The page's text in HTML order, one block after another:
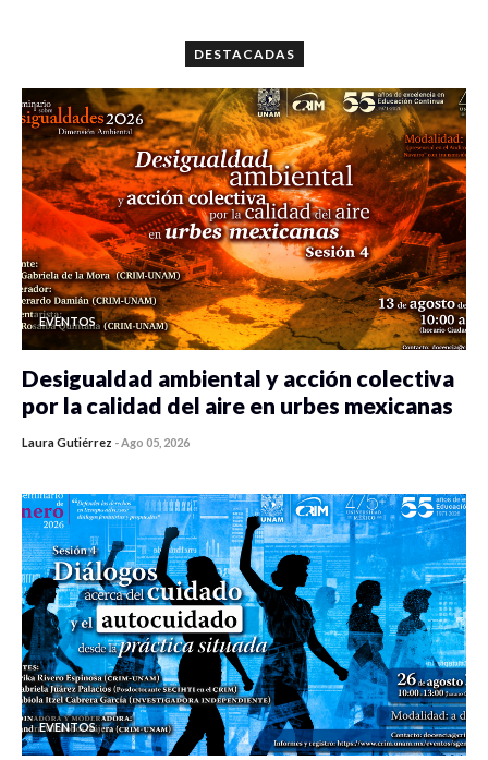
DESTACADAS
EVENTOS
Desigualdad ambiental y acción colectiva
por la calidad del aire en urbes mexicanas
Laura Gutiérrez -Ago 05, 2026
EVENTOS